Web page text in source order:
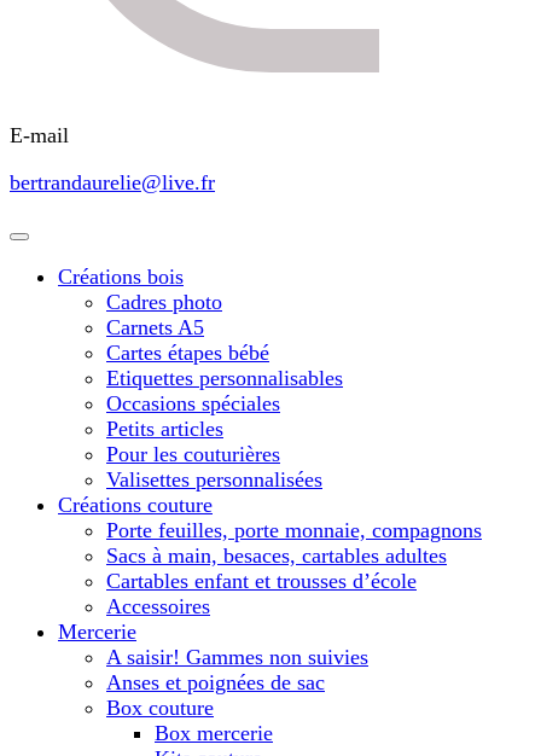
E-mail
bertrandaurelie@live.fr
Créations bois
Cadres photo
Carnets A5
Cartes étapes bébé
Etiquettes personnalisables
Occasions spéciales
Petits articles
Pour les couturières
Valisettes personnalisées
Créations couture
Porte feuilles, porte monnaie, compagnons
Sacs à main, besaces, cartables adultes
Cartables enfant et trousses d’école
Accessoires
Mercerie
A saisir! Gammes non suivies
Anses et poignées de sac
Box couture
Box mercerie